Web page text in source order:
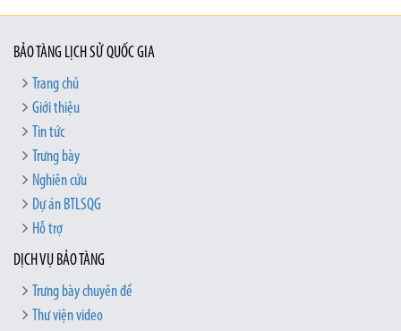
BẢO TÀNG LỊCH SỬ QUỐC GIA
Trang chủ
Giới thiệu
Tin tức
Trưng bày
Nghiên cứu
Dự án BTLSQG
Hỗ trợ
DỊCH VỤ BẢO TÀNG
Trưng bày chuyên đề
Thư viện video